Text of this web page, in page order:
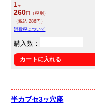
1 ヶ
260円（税別）
（税込 286円）
消費税について
購入数：
カートに入れる
半カブセ3ッ穴座